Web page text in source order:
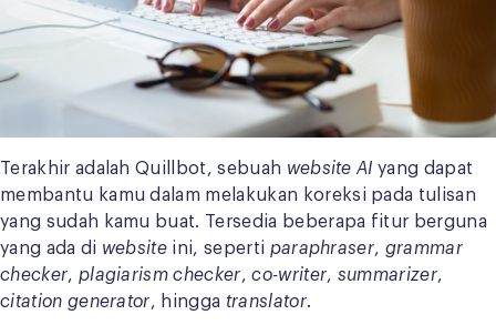
Terakhir adalah Quillbot, sebuah website AI yang dapat
membantu kamu dalam melakukan koreksi pada tulisan
yang sudah kamu buat. Tersedia beberapa fitur berguna
yang ada di website ini, seperti paraphraser, grammar
checker, plagiarism checker,co-writer, summarizer,
citation generator, hingga translator.